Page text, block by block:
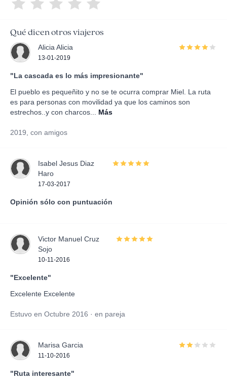
Qué dicen otros viajeros
Alicia Alicia
13-01-2019
"La cascada es lo más impresionante"
El pueblo es pequeñito y no se te ocurra comprar Miel. La ruta
es para personas con movilidad ya que los caminos son
estrechos..y con charcos...
Más
2019, con amigos
Isabel Jesus Diaz
Haro
17-03-2017
Opinión sólo con puntuación
Victor Manuel Cruz
Sojo
10-11-2016
"Excelente"
Excelente Excelente
Estuvo en Octubre 2016 · en pareja
Marisa Garcia
11-10-2016
"Ruta interesante"